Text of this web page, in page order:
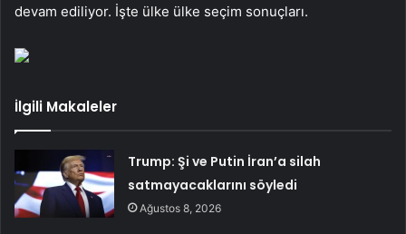
devam ediliyor. İşte ülke ülke seçim sonuçları.
İlgili Makaleler
Trump: Şi ve Putin İran’a silah
satmayacaklarını söyledi
Ağustos 8, 2026